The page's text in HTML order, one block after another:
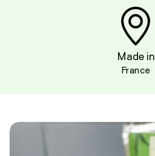
Made in
France